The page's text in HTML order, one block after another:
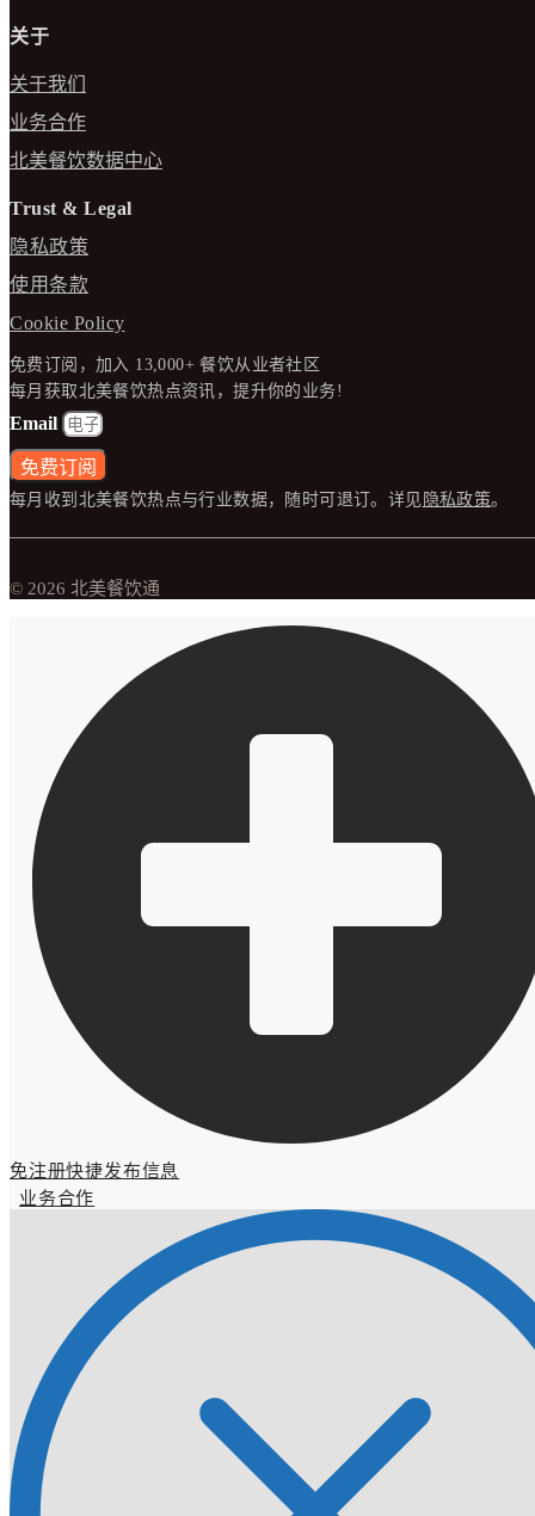
关于
关于我们
业务合作
北美餐饮数据中心
Trust & Legal
隐私政策
使用条款
Cookie Policy
免费订阅，加入 13,000+ 餐饮从业者社区
每月获取北美餐饮热点资讯，提升你的业务!
Email
免费订阅
每月收到北美餐饮热点与行业数据，随时可退订。详见 隐私政策。
© 2026 北美餐饮通
免注册快捷发布信息
业务合作